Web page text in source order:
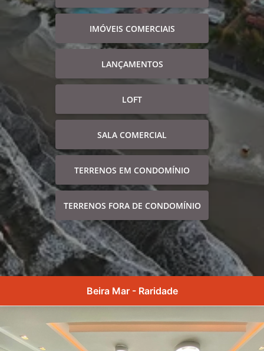
IMÓVEIS COMERCIAIS
LANÇAMENTOS
LOFT
SALA COMERCIAL
TERRENOS EM CONDOMÍNIO
TERRENOS FORA DE CONDOMÍNIO
Beira Mar - Raridade